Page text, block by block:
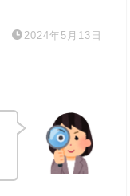
2024年5月13日